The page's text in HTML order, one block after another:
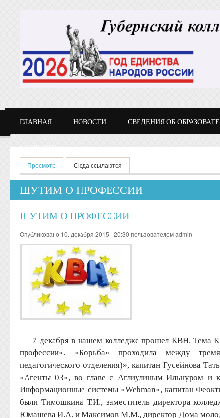
ГЛАВНАЯ НОВОСТИ СВЕДЕНИЯ ОБ
СТУДЕНТУ
Главные вкладки
Просмотр (активная вкладка)
Сюда ссылаются
ШУТИМ О ПРОФЕССИИ
ШУТИМ О ПРОФЕССИИ
Опубликовано 10. декабря 2015 - 20:30 пользователемadmin
7 декабря в нашем колледже прошел КВН. Тема
профессии». «Борьба» проходила между
педагогического отделения)», капитан Гусейнова
«Агенты 03», во главе с Аглиулиным Ильнуром и
Информационные системы «Webmаn», капитан
были Тимошкина Т.И., заместитель директора
Юмашева И.А. и Максимов М.М., директор Дома